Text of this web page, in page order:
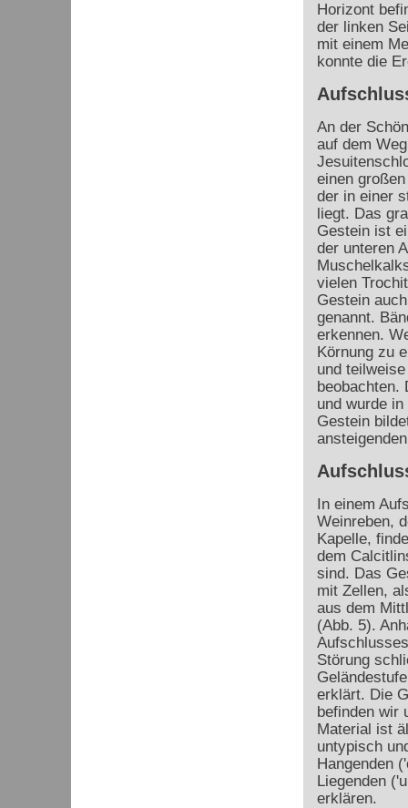
Horizont
der linken
mit einem
konnte die
An der
auf dem
einen
der in einer
liegt. Das
Gestein ist
der unteren
vielen
Gestein
genannt.
erkennen.
Körnung zu
und
beobachten.
und wurde
Gestein
In einem
Weinreben,
Kapelle,
dem
sind. Das
mit Zellen,
aus dem
(Abb. 5).
Störung
erklärt. Die
befinden wir
Material ist
untypisch
Hangenden
Liegenden
erklären.